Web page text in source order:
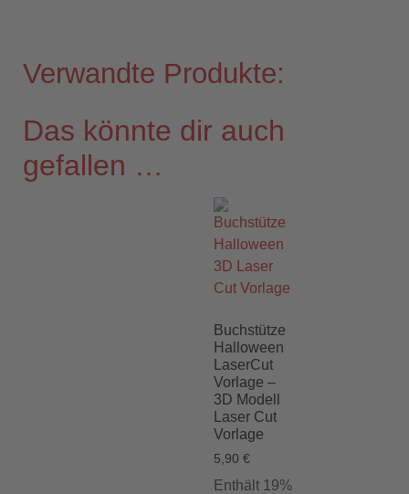
Verwandte Produkte:
Das könnte dir auch
gefallen …
Buchstütze
Halloween
LaserCut
Vorlage –
3D Modell
Laser Cut
Vorlage
5,90 €
Enthält 19%